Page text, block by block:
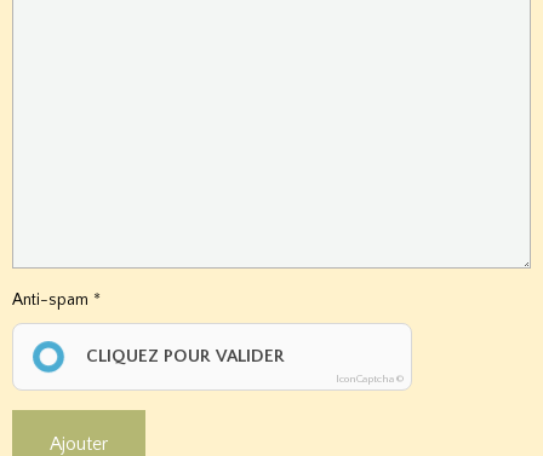
Anti-spam
CLIQUEZ POUR VALIDER
IconCaptcha ©
Ajouter